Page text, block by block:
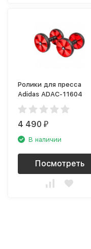
Ролики для пресса
Adidas ADAC-11604
4 490₽
В наличии
Посмотреть